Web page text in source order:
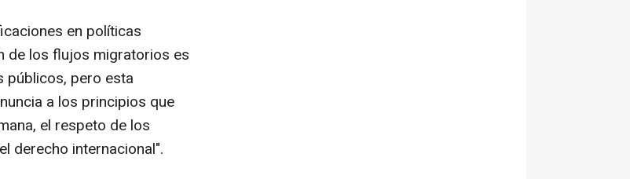
en políticas
de los flujos migratorios es
públicos, pero esta
a los principios que
el respeto de los
derecho internacional".